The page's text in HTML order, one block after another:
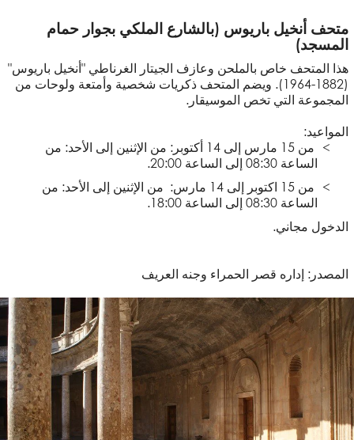
متحف أنخيل باريوس (بالشارع الملكي بجوار حمام
المسجد)
هذا المتحف خاص بالملحن وعازف الجيتار الغرناطي "أنخيل باريوس"
(1882-1964). ويضم المتحف ذكريات شخصية وأمتعة ولوحات من
المجموعة التي تخص الموسيقار.
المواعيد:
من 15 مارس إلى 14 أكتوبر: من الإثنين إلى الأحد: من
الساعة 08:30 إلى الساعة 20:00.
من 15 اكتوبر إلى 14 مارس: من الإثنين إلى الأحد: من
الساعة 08:30 إلى الساعة 18:00.
الدخول مجاني.
المصدر: إداره قصر الحمراء وجنه العريف